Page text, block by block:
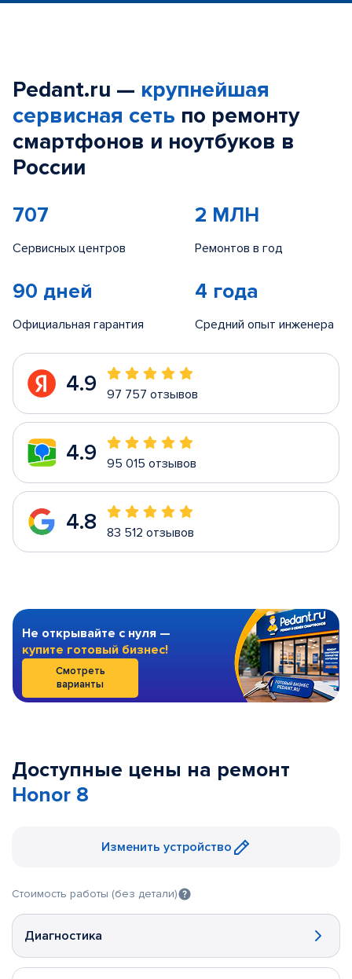
Pedant.ru — крупнейшая
сервисная сеть по ремонту
смартфонов и ноутбуков в
России
707
Сервисных центров
2 МЛН
Ремонтов в год
90 дней
Официальная гарантия
4 года
Средний опыт инженера
4.9 97 757 отзывов
4.9 95 015 отзывов
4.8 83 512 отзывов
Не открывайте с нуля —
купите готовый бизнес!
Смотреть
варианты
Доступные цены на ремонт
Honor 8
Изменить устройство
Стоимость работы (без детали)
Диагностика